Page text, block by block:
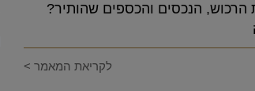
הרכוש, הנכסים והכספים שהותיר?
לקריאת המאמר >